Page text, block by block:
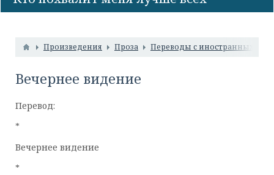
Произведения Проза Переводы с иностранных
Вечернее видение
Перевод:
*
Вечернее видение
*